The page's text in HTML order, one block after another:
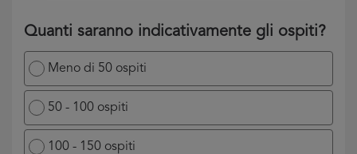
Quanti saranno indicativamente gli ospiti?
Meno di 50 ospiti
50 - 100 ospiti
100 - 150 ospiti